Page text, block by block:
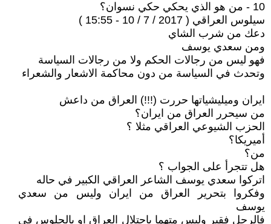
10 - من هو الذي يحكي حكي نسوان؟
سيلوس العراقي ( 2017 / 7 / 10 - 15:55 )
دعك من شرب الشاي
ومن سعدي يوسف
فهو ليس من رجالات الحكم ولا من رجالات السياسة
وتحدث في السياسة من دون محاكمة الاشعار والشعراء
ايران وميليشياتها حررت (!!!) العراق من داعش
من سيحرر العراق من ايران؟
الحزب الشيوعي العراقي مثلا ؟
أميريكا؟
من؟
هل تتجرأ على الجواب ؟
اتركوا سعدي يوسف الشاعر العراقي الكبير في حاله
وفكروا بتحرير العراق من ايران وليس من سعدي
يوسف
فالرجل فقير وليس متهما باحتلال العراق او بالجلوس في